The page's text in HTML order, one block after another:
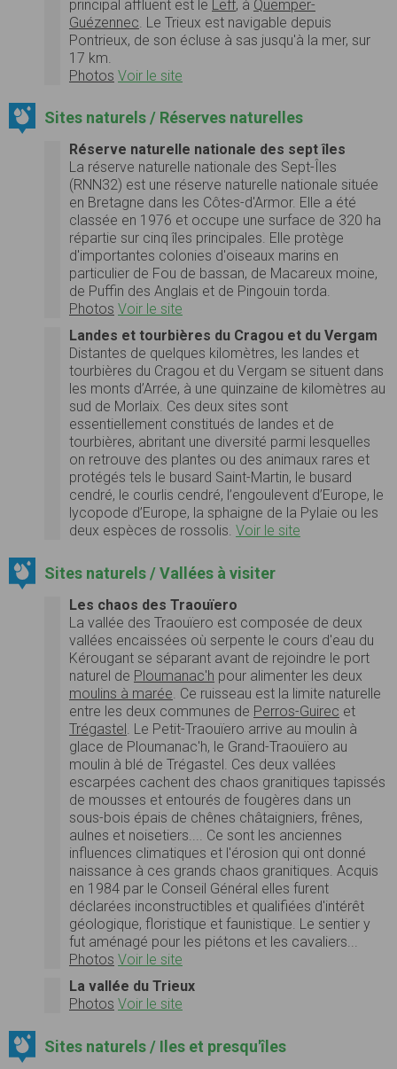
principal affluent est le Leff, à Quemper-
Guézennec . Le Trieux est navigable depuis
Pontrieux, de son écluse à sas jusqu'à la mer, sur
17 km.
Photos Voir le site
Sites naturels / Réserves naturelles
Réserve naturelle nationale des sept îles
La réserve naturelle nationale des Sept-Îles
(RNN32) est une réserve naturelle nationale située
en Bretagne dans les Côtes-d'Armor. Elle a été
classée en 1976 et occupe une surface de 320 ha
répartie sur cinq îles principales. Elle protège
d'importantes colonies d'oiseaux marins en
particulier de Fou de bassan, de Macareux moine,
de Puffin des Anglais et de Pingouin torda.
Photos Voir le site
Landes et tourbières du Cragou et du Vergam
Distantes de quelques kilomètres, les landes et
tourbières du Cragou et du Vergam se situent dans
les monts d’Arrée, à une quinzaine de kilomètres au
sud de Morlaix. Ces deux sites sont
essentiellement constitués de landes et de
tourbières, abritant une diversité parmi lesquelles
on retrouve des plantes ou des animaux rares et
protégés tels le busard Saint-Martin, le busard
cendré, le courlis cendré, l’engoulevent d’Europe, le
lycopode d’Europe, la sphaigne de la Pylaie ou les
deux espèces de rossolis. Voir le site
Sites naturels / Vallées à visiter
Les chaos des Traouïero
La vallée des Traouïero est composée de deux
vallées encaissées où serpente le cours d'eau du
Kérougant se séparant avant de rejoindre le port
naturel de Ploumanac'h pour alimenter les deux
moulins à marée. Ce ruisseau est la limite naturelle
entre les deux communes de Perros-Guirec et
Trégastel . Le Petit-Traouïero arrive au moulin à
glace de Ploumanac'h, le Grand-Traouïero au
moulin à blé de Trégastel. Ces deux vallées
escarpées cachent des chaos granitiques tapissés
de mousses et entourés de fougères dans un
sous-bois épais de chênes châtaigniers, frênes,
aulnes et noisetiers.... Ce sont les anciennes
influences climatiques et l'érosion qui ont donné
naissance à ces grands chaos granitiques. Acquis
en 1984 par le Conseil Général elles furent
déclarées inconstructibles et qualifiées d'intérêt
géologique, floristique et faunistique. Le sentier y
fut aménagé pour les piétons et les cavaliers...
Photos Voir le site
La vallée du Trieux
Photos Voir le site
Sites naturels / Iles et presqu'îles